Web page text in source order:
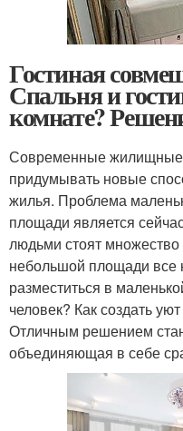
Гостиная
Спальня и
комнате?
Современные
придумывать новые
жилья. Проблема
площади является
людьми стоят множество
небольшой площади
разместиться в
человек? Как создать
Отличным решением
объединяющая в себе